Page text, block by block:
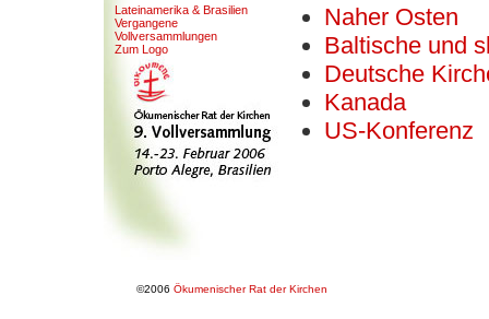
Lateinamerika & Brasilien
Vergangene
Vollversammlungen
Zum Logo
Naher Osten
Baltische und
Deutsche
Kanada
US-Konferenz
©2006 Ökumenischer Rat der Kirchen